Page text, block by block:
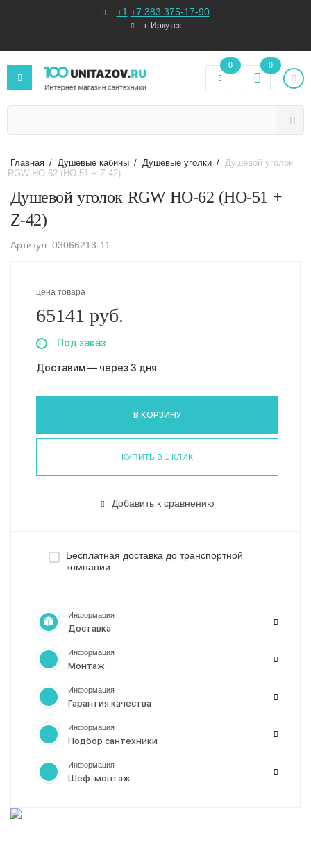
+1 +7 383 375-17-90
г. Иркутск
0 0
Главная / Душевые кабины / Душевые уголки / Душевой уголок
RGW HO-62 (HO-51 + Z-42)
Душевой уголок RGW HO-62 (HO-51 +
Z-42)
Артикул: 03066213-11
цена товара
65141 руб.
Под заказ
Доставим — через 3 дня
В КОРЗИНУ
КУПИТЬ В 1 КЛИК
Добавить к сравнению
Бесплатная доставка до транспортной
компании
Информация
Доставка
Информация
Монтаж
Информация
Гарантия качества
Информация
Подбор сантехники
Информация
Шеф-монтаж